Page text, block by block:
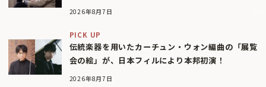
2026年8月7日
PICK UP
伝統楽器を用いたカーチュン・ウォン編曲の「展覧
会の絵」が、日本フィルにより本邦初演！
2026年8月7日